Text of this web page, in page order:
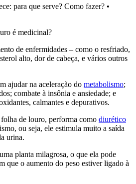
para que serve? Como fazer? •
é medicinal?
de enfermidades – como o resfriado,
alto, dor de cabeça, e vários outros
ajudar na aceleração do metabolismo;
combate à insônia e ansiedade; e
calmantes e depurativos.
folha de louro, performa como diurético
ou seja, ele estimula muito a saída
urina.
planta milagrosa, o que ela pode
que o aumento do peso estiver ligado à